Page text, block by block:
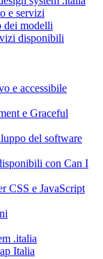
e servizi
dei modelli
disponibili
e accessibile
e Graceful
del software
con Can I
CSS e JavaScript
.italia
Italia